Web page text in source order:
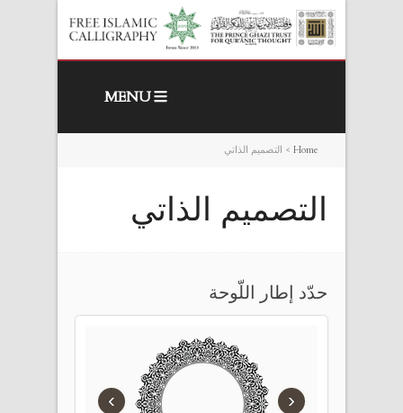
MENU
Home
> التصميم الذاتي
التصميم الذاتي
حدّد إطار اللّوحة
› ‹